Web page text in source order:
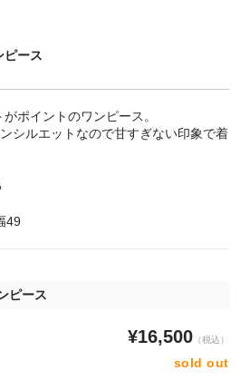
ピース
ポイントのワンピース。
シルエットなので甘すぎない印象で着
49
ピース
¥16,500（税込）
sold out